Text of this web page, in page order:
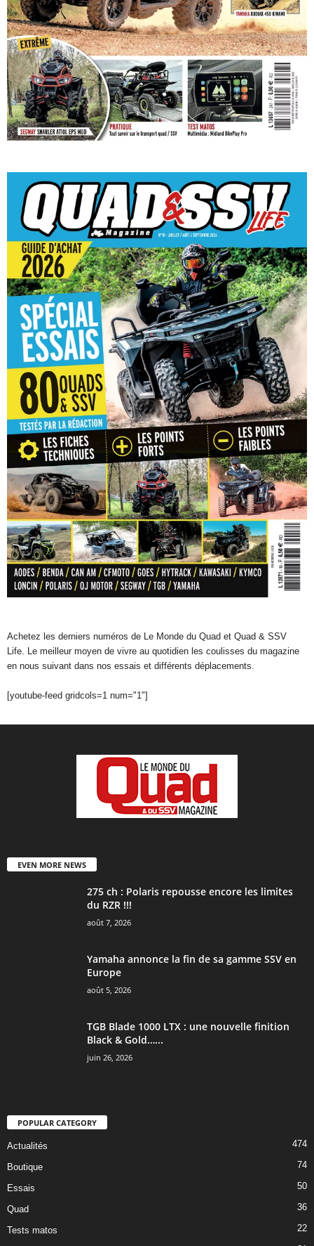
Achetez les derniers numéros de Le Monde du Quad et Quad & SSV
Life. Le meilleur moyen de vivre au quotidien les coulisses du magazine
en nous suivant dans nos essais et différents déplacements.
[youtube-feed gridcols=1 num="1"]
EVEN MORE NEWS
275 ch : Polaris repousse encore les limites
du RZR !!!
août 7, 2026
Yamaha annonce la fin de sa gamme SSV en
Europe
août 5, 2026
TGB Blade 1000 LTX : une nouvelle finition
Black & Gold…...
juin 26, 2026
POPULAR CATEGORY
Actualités 474
Boutique 74
Essais 50
Quad 36
Tests matos
22